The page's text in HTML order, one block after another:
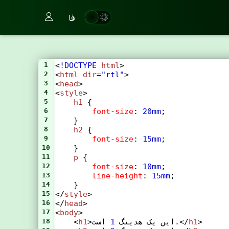
فا
1 <!DOCTYPE html>
2 <html dir="rtl">
3 <head>
4 <style>
5 h1 {
6 font-size: 20mm;
7
    }
8 h2 {
9 font-size: 15mm;
10
    }
11 p {
12 font-size: 10mm;
13 line-height : 15mm;
14
    }
15 </style>
16 </head>
17 <body>
18
    <
h1 >این یک هدینگ 1 است.</h1>